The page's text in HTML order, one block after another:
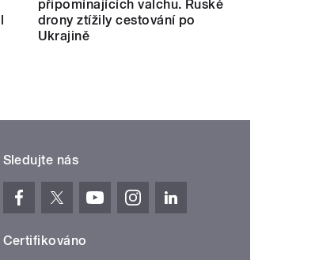
připomínajících valchu. Ruské
drony ztížily cestování po
Ukrajině
Sledujte nás
Certifikováno